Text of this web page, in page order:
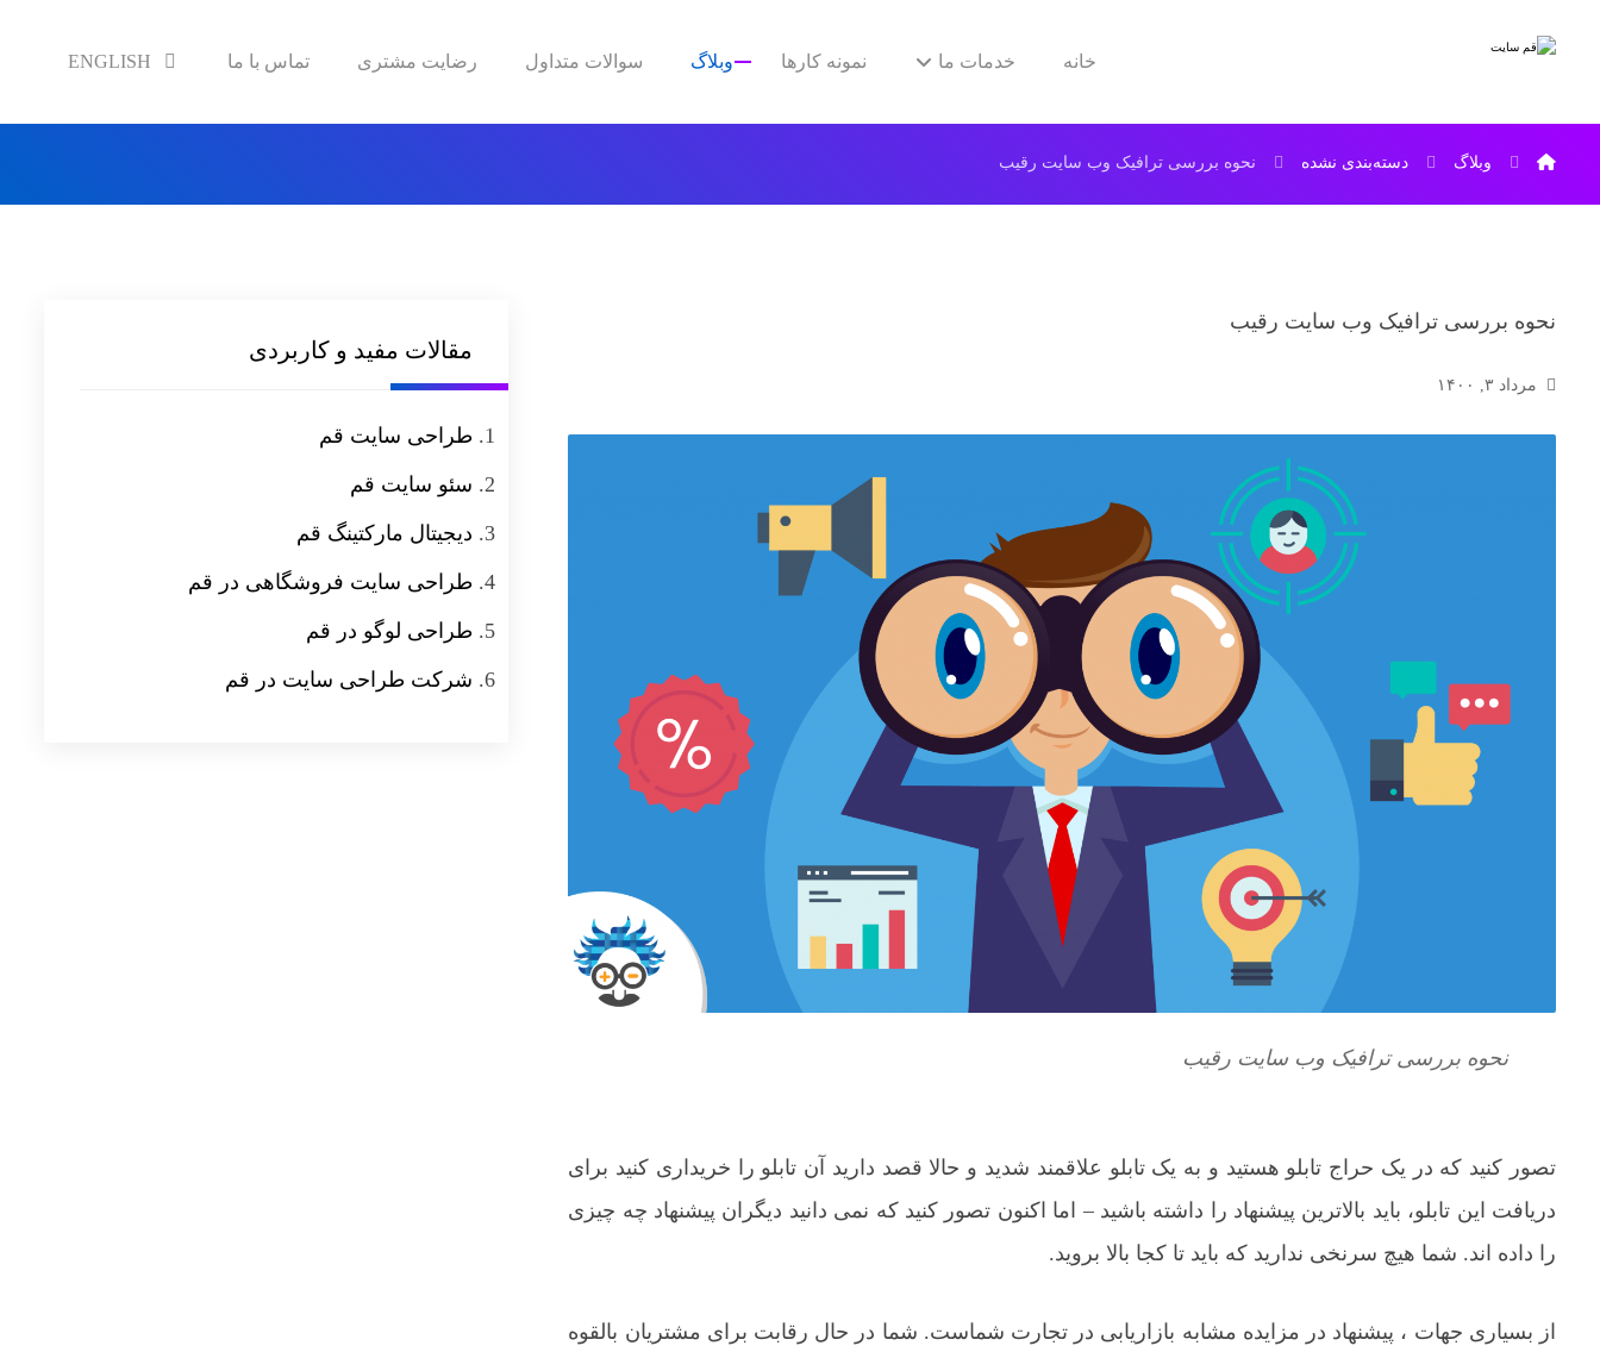
خانه خدمات ما نمونه کارها وبلاگ سوالات متداول رضایت مشتری تماس با ما ENGLISH
وبلاگ دسته‌بندی نشده نحوه بررسی ترافیک وب سایت رقیب
نحوه بررسی ترافیک وب سایت رقیب
مرداد ۳, ۱۴۰۰
نحوه بررسی ترافیک وب سایت رقیب
تصور کنید که در یک حراج تابلو هستید و به یک تابلو علاقمند شدید و حالا قصد دارید آن تابلو را خریداری کنید برای
دریافت این تابلو، باید بالاترین پیشنهاد را داشته باشید – اما اکنون تصور کنید که نمی دانید دیگران پیشنهاد چه چیزی
را داده اند. شما هیچ سرنخی ندارید که باید تا کجا بالا بروید.
از بسیاری جهات ، پیشنهاد در مزایده مشابه بازاریابی در تجارت شماست. شما در حال رقابت برای مشتریان بالقوه
مقالات مفید و کاربردی
طراحی سایت قم
سئو سایت قم
دیجیتال مارکتینگ قم
طراحی سایت فروشگاهی در قم
طراحی لوگو در قم
شرکت طراحی سایت در قم